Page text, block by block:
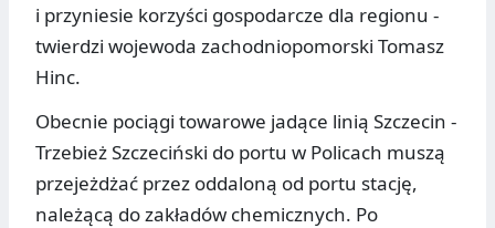
i przyniesie korzyści gospodarcze dla regionu -
twierdzi wojewoda zachodniopomorski Tomasz
Hinc.
Obecnie pociągi towarowe jadące linią Szczecin -
Trzebież Szczeciński do portu w Policach muszą
przejeżdżać przez oddaloną od portu stację,
należącą do zakładów chemicznych. Po